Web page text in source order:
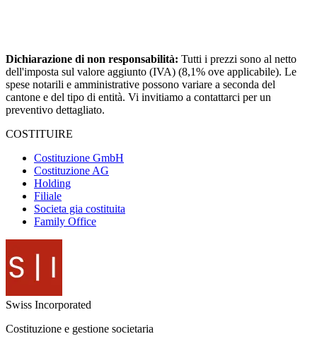
Dichiarazione di non responsabilità: Tutti i prezzi sono al netto
dell'imposta sul valore aggiunto (IVA) (8,1% ove applicabile). Le
spese notarili e amministrative possono variare a seconda del
cantone e del tipo di entità. Vi invitiamo a contattarci per un
preventivo dettagliato.
COSTITUIRE
Costituzione GmbH
Costituzione AG
Holding
Filiale
Societa gia costituita
Family Office
Swiss Incorporated
Costituzione e gestione societaria